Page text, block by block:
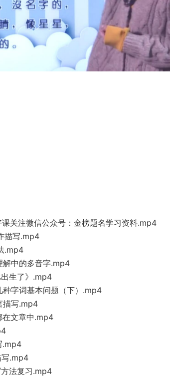
关注微信公众号：金榜题名学习资料.mp4
描写.mp4
.mp4
中的多音字.mp4
生了》.mp4
字词基本问题（下）.mp4
描写.mp4
在文章中.mp4
.mp4
写.mp4
法复习.mp4